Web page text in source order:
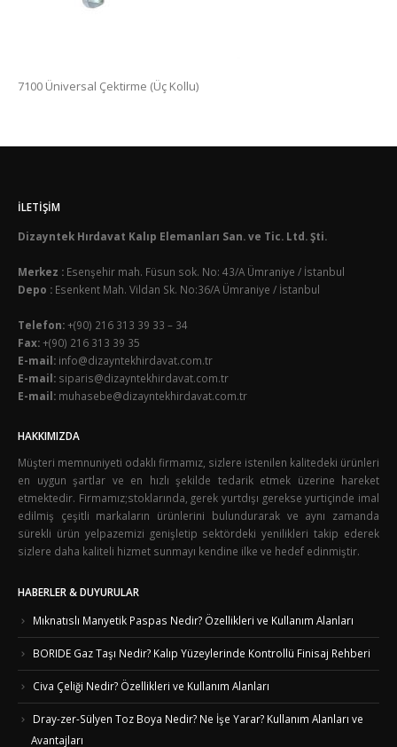
7100 Üniversal Çektirme (Üç Kollu)
İLETIŞIM
Dizayntek Hırdavat Kalıp Elemanları San. ve Tic. Ltd. Şti.
Merkez : Esenşehir mah. Füsun sok. No: 43/A Ümraniye / İstanbul
Depo : Esenkent Mah. Vildan Sk. No:36/A Ümraniye / İstanbul
Telefon:+(90) 216 313 39 33 – 34
Fax:+(90) 216 313 39 35
E-mail: info@dizayntekhirdavat.com.tr
E-mail: siparis@dizayntekhirdavat.com.tr
E-mail: muhasebe@dizayntekhirdavat.com.tr
HAKKIMIZDA
Müşteri memnuniyeti odaklı firmamız, sizlere istenilen kalitedeki ürünleri
en uygun şartlar ve en hızlı şekilde tedarik etmek üzerine hareket
etmektedir. Firmamız;stoklarında, gerek yurtdışı gerekse yurtiçinde imal
edilmiş çeşitli markaların ürünlerini bulundurarak ve aynı zamanda
sürekli ürün yelpazemizi genişletip sektördeki yenilikleri takip ederek
sizlere daha kaliteli hizmet sunmayı kendine ilke ve hedef edinmiştir.
HABERLER & DUYURULAR
Mıknatıslı Manyetik Paspas Nedir? Özellikleri ve Kullanım Alanları
BORIDE Gaz Taşı Nedir? Kalıp Yüzeylerinde Kontrollü Finisaj Rehberi
Civa Çeliği Nedir? Özellikleri ve Kullanım Alanları
Dray-zer-Sülyen Toz Boya Nedir? Ne İşe Yarar? Kullanım Alanları ve
Avantajları